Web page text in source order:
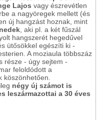
Lajos vagy észrevétlen
a nagyöregek mellett (és
új hangzást hoznak, mint
, aki pl. a két fűszál
hangszerét hegedűvel
ütősökkel egészíti ki -
A moziaula többszáz
része - úgy sejtem -
feloldódott a
négy új számot is
leszármazottai a 30 éves